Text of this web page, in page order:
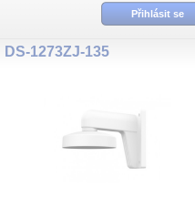
Přihlásit se
DS-1273ZJ-135